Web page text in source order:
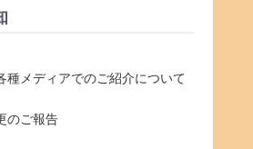
種メディアでのご紹介について
のご報告